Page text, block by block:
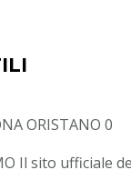
ORISTANO 0
Il sito ufficiale